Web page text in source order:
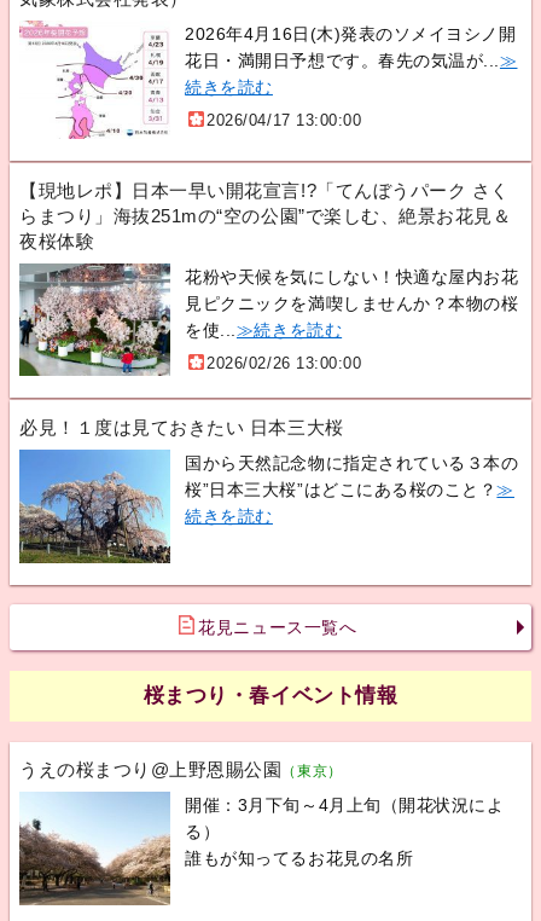
2026年4月16日(木)発表のソメイヨシノ開
花日・満開日予想です。春先の気温が... ≫
続きを読む
2026/04/17 13:00:00
【現地レポ】日本一早い開花宣言!?「てんぼうパーク さく
らまつり」海抜251mの“空の公園”で楽しむ、絶景お花見＆
夜桜体験
花粉や天候を気にしない！快適な屋内お花
見ピクニックを満喫しませんか？本物の桜
を使... ≫続きを読む
2026/02/26 13:00:00
必見！１度は見ておきたい 日本三大桜
国から天然記念物に指定されている３本の
桜”日本三大桜”はどこにある桜のこと？≫
続きを読む
花見ニュース一覧へ
桜まつり・春イベント情報
うえの桜まつり@上野恩賜公園 （東京）
開催：3月下旬～4月上旬（開花状況によ
る）
誰もが知ってるお花見の名所